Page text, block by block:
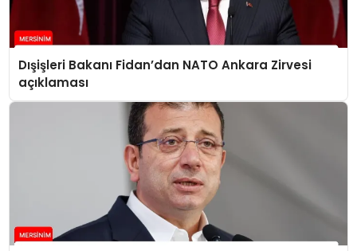
Dışişleri Bakanı Fidan’dan NATO Ankara Zirvesi
açıklaması